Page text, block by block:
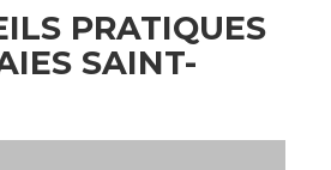
PRATIQUES
SAINT-